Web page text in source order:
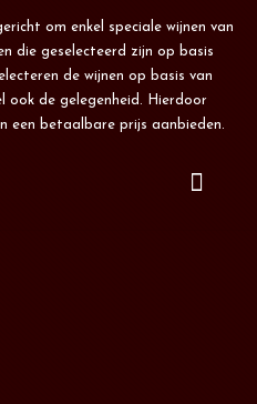
om enkel speciale wijnen van
die geselecteerd zijn op basis
de wijnen op basis van
ook de gelegenheid. Hierdoor
een betaalbare prijs aanbieden.